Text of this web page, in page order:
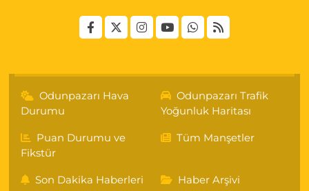
Odunpazarı Hava
Durumu
Odunpazarı Trafik
Yoğunluk Haritası
Puan Durumu ve
Fikstür
Tüm Manşetler
Son Dakika Haberleri Haber Arşivi